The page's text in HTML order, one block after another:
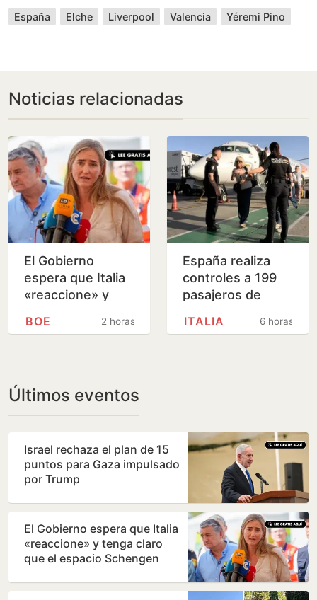
España Elche Liverpool Valencia Yéremi Pino
Noticias relacionadas
El Gobierno
espera que Italia
«reaccione» y
espacio
2 horas
BOE
España realiza
controles a 199
pasajeros de
en el primer día6 horas
ITALIA
Últimos eventos
Israel rechaza el plan de 15
puntos para Gaza impulsado
por Trump
El Gobierno espera que Italia
«reaccione» y tenga claro
que el espacio Schengen